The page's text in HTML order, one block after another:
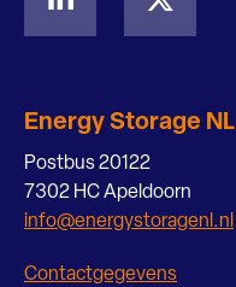
Energy Storage NL
Postbus 20122
7302 HC Apeldoorn
info@energystoragenl.nl
Contactgegevens